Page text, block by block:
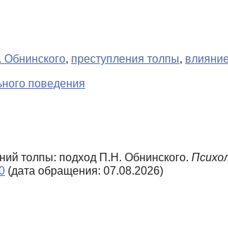
, преступления толпы,
поведения
толпы: подход П.Н. Обнинского.
(дата обращения: 07.08.2026)